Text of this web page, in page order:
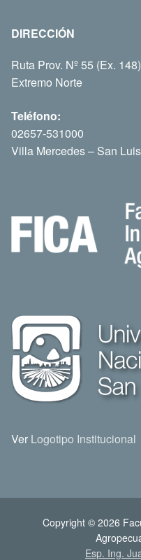
DIRECCIÓN
Ruta Prov. Nº 55 (Ex. 148)
Extremo Norte
Teléfono:
02657-531000
Villa Mercedes – San Luis
Ver Logotipo Institucional
Copyright © 2026
Esp. Ing.